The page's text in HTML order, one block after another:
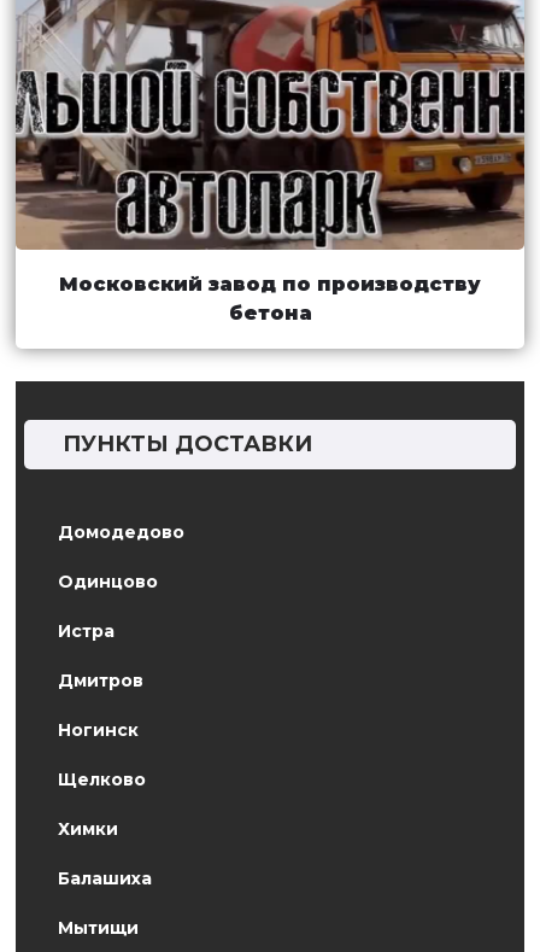
ПУНКТЫ ДОСТАВКИ
Домодедово
Одинцово
Истра
Дмитров
Ногинск
Щелково
Химки
Балашиха
Мытищи
Московский завод по производству
бетона